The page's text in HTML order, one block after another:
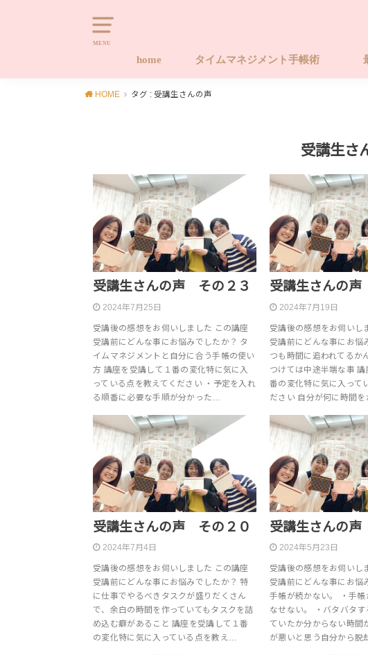
MENU
home タイムマネジメント手帳術
タイムマネジメント手帳術 ビギナー講
タイムマネジメント手帳術 ベーシック
タイムマネジメント手帳術 ベーシック
キャンセルポリシー
Naomi-style.com 2026年 FORCE フ
習慣化する手帳ワーク
やります！！後回しから卒業するため
HOME タグ : 受講生さんの声
受講生さ
受講生さんの声 その２３
2024年7月25日
受講後の感想をお伺いしました この講座
受講前にどんな事にお悩みでしたか？ タ
イムマネジメントと自分に合う手帳の使い
方 講座を受講して１番の変化特に気に入
っている点を教えてください ・予定を入れ
る順番に必要な手順が分かった…
受講生さんの
2024年7月19日
受講後の感想をお伺いし
受講前にどんな事にお悩
つも時間に追われてるか
つけては中途半端な事 講
番の変化特に気に入って
ださい 自分が何に時間を
受講生さんの声 その２０
2024年7月4日
受講後の感想をお伺いしました この講座
受講前にどんな事にお悩みでしたか？ 特
に仕事でやるべきタスクが盛りだくさん
で、余白の時間を作っていてもタスクを詰
め込む癖があること 講座を受講して１番
の変化特に気に入っている点を教え…
受講生さんの
2024年5月23日
受講後の感想をお伺いし
受講前にどんな事にお悩
手帳が続かない。 ・手帳
なせない。 ・バタバタす
ていたか分からない時間
が悪いと思う自分から脱